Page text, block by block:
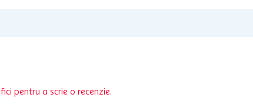
pentru a scrie o recenzie.